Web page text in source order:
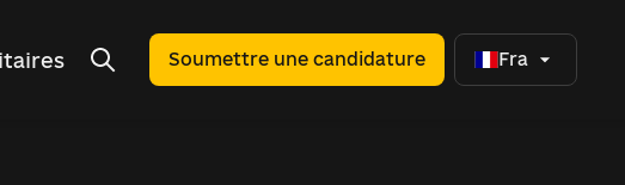
Soumettre une candidature Fra